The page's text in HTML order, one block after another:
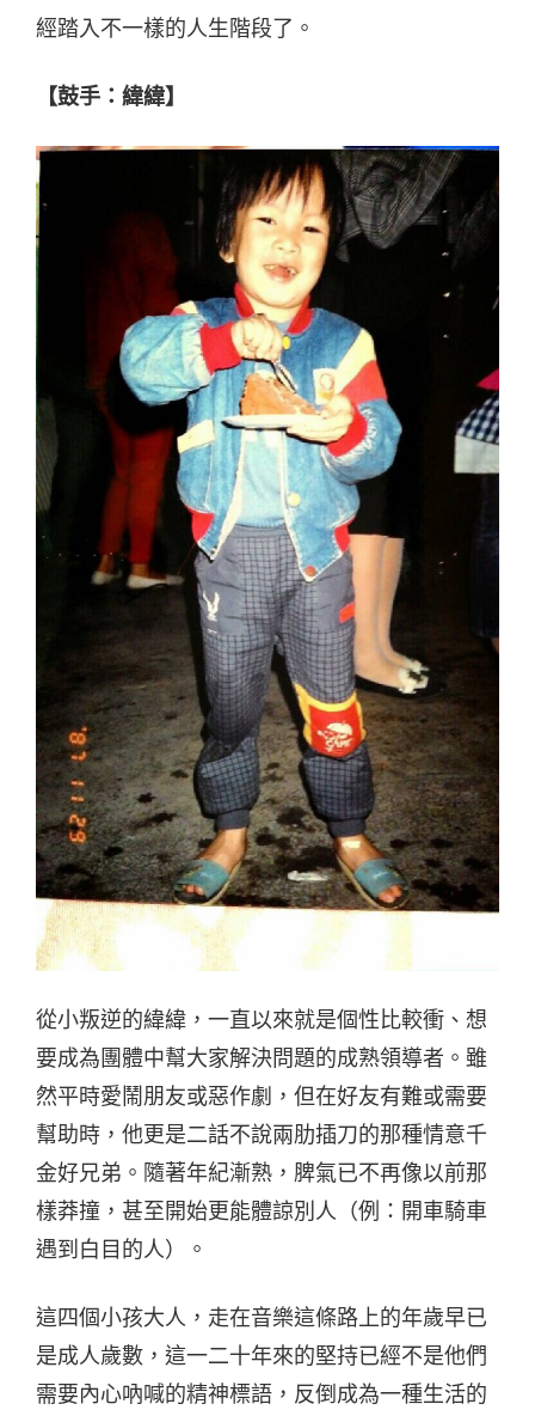
經踏入不一樣的人生階段了。
【鼓手：緯緯】
從小叛逆的緯緯，一直以來就是個性比較衝、想
要成為團體中幫大家解決問題的成熟領導者。雖
然平時愛鬧朋友或惡作劇，但在好友有難或需要
幫助時，他更是二話不說兩肋插刀的那種情意千
金好兄弟。隨著年紀漸熟，脾氣已不再像以前那
樣莽撞，甚至開始更能體諒別人（例：開車騎車
遇到白目的人）。
這四個小孩大人，走在音樂這條路上的年歲早已
是成人歲數，這一二十年來的堅持已經不是他們
需要內心吶喊的精神標語，反倒成為一種生活的